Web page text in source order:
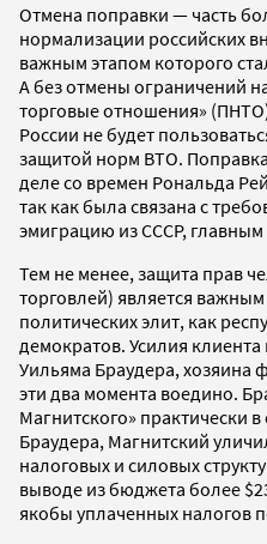
Отмена поправки — часть
нормализации российских
важным этапом которого
А без отмены ограничений
торговые отношения»
России не будет
защитой норм ВТО.
деле со времен Рональда
так как была связана с
эмиграцию из СССР, главным
Тем не менее, защита прав
торговлей) является
политических элит, как
демократов. Усилия
Уильяма Браудера, хозяина
эти два момента воедино.
Магнитского» практически
Браудера, Магнитский
налоговых и силовых
выводе из бюджета более
якобы уплаченных налогов